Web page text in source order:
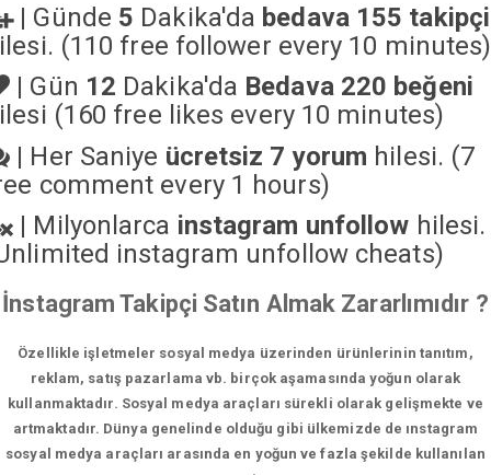
| Günde 5 Dakika'da bedava 155 takipçi
(110 free follower every 10 minutes)
| Gün 12 Dakika'da Bedava 220 beğeni
(160 free likes every 10 minutes)
| Her Saniye ücretsiz 7 yorum hilesi. (7
comment every 1 hours)
| Milyonlarca instagram unfollow hilesi.
instagram unfollow cheats)
İnstagram Takipçi Satın Almak Zararlımıdır ?
Özellikle işletmeler sosyal medya üzerinden ürünlerinin tanıtım,
reklam, satış pazarlama vb. birçok aşamasında yoğun olarak
kullanmaktadır. Sosyal medya araçları sürekli olarak gelişmekte ve
artmaktadır. Dünya genelinde olduğu gibi ülkemizde de ınstagram
sosyal medya araçları arasında en yoğun ve fazla şekilde kullanılan